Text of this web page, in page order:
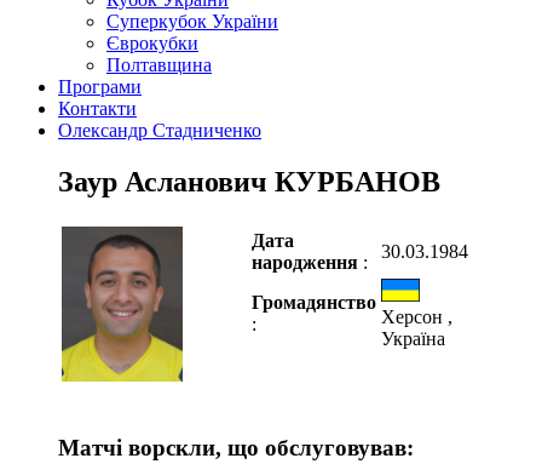
Суперкубок України
Єврокубки
Полтавщина
Програми
Контакти
Олександр Стадниченко
Заур Асланович КУРБАНОВ
Дата
народження :
30.03.1984
Громадянство
:
Херсон ,
Україна
Матчі ворскли, що обслуговував: